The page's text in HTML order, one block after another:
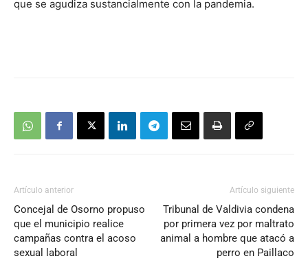
que se agudiza sustancialmente con la pandemia.
Artículo anterior
Concejal de Osorno propuso
que el municipio realice
campañas contra el acoso
sexual laboral
Artículo siguiente
Tribunal de Valdivia condena
por primera vez por maltrato
animal a hombre que atacó a
perro en Paillaco